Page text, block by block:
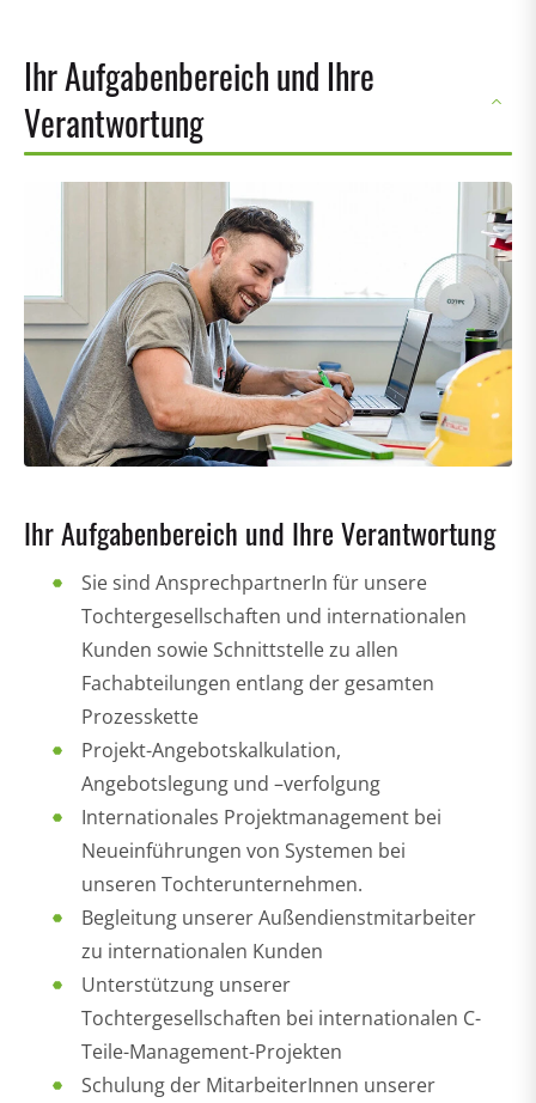
Ihr Aufgabenbereich und Ihre
Verantwortung
Ihr Aufgabenbereich und Ihre Verantwortung
Sie sind AnsprechpartnerIn für unsere
Tochtergesellschaften und internationalen
Kunden sowie Schnittstelle zu allen
Fachabteilungen entlang der gesamten
Prozesskette
Projekt-Angebotskalkulation,
Angebotslegung und –verfolgung
Internationales Projektmanagement bei
Neueinführungen von Systemen bei
unseren Tochterunternehmen.
Begleitung unserer Außendienstmitarbeiter
zu internationalen Kunden
Unterstützung unserer
Tochtergesellschaften bei internationalen C-
Teile-Management-Projekten
Schulung der MitarbeiterInnen unserer